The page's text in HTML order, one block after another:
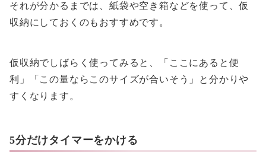
それが分かるまでは、紙袋や空き箱などを使って、仮
収納にしておくのもおすすめです。
仮収納でしばらく使ってみると、「ここにあると便
利」「この量ならこのサイズが合いそう」と分かりや
すくなります。
5分だけタイマーをかける